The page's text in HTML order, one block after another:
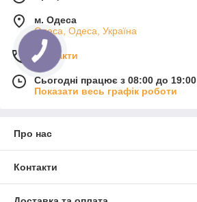
м. Одеса
Одеса, Одеса, Україна
Контакти
Сьогодні працює з 08:00 до 19:00
Показати весь графік роботи
Про нас
Контакти